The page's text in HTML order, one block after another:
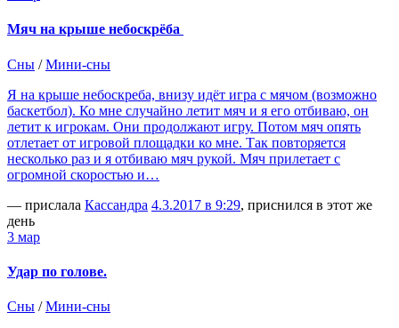
Мяч на крыше небоскрёба
Сны /Мини-сны
Я на крыше небоскреба, внизу идёт игра с мячом (возможно
баскетбол). Ко мне случайно летит мяч и я его отбиваю, он
летит к игрокам. Они продолжают игру. Потом мяч опять
отлетает от игровой площадки ко мне. Так повторяется
несколько раз и я отбиваю мяч рукой. Мяч прилетает с
огромной скоростью и…
— прислала Кассандра 4.3.2017 в 9:29, приснился в этот же
день
3 мар
Удар по голове.
Сны /Мини-сны